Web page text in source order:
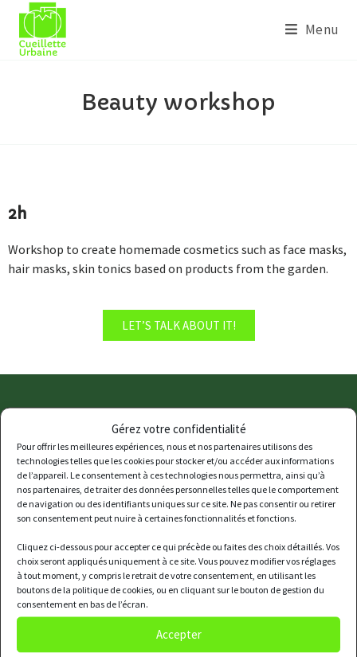
Gérez votre confidentialité
Pour offrir les meilleures expériences, nous et nos partenaires utilisons des
technologies telles que les cookies pour stocker et/ou accéder aux informations
de l’appareil. Le consentement à ces technologies nous permettra, ainsi qu’à
nos partenaires, de traiter des données personnelles telles que le comportement
de navigation ou des identifiants uniques sur ce site. Ne pas consentir ou retirer
son consentement peut nuire à certaines fonctionnalités et fonctions.
Cliquez ci-dessous pour accepter ce qui précède ou faites des choix détaillés. Vos
choix seront appliqués uniquement à ce site. Vous pouvez modifier vos réglages
à tout moment, y compris le retrait de votre consentement, en utilisant les
boutons de la politique de cookies, ou en cliquant sur le bouton de gestion du
consentement en bas de l’écran.
Accepter
Menu
Beauty workshop
2h
Workshop to create homemade cosmetics such as face masks,
hair masks, skin tonics based on products from the garden.
LET’S TALK ABOUT IT!
Contact us
info@cueilletteurbaine.com
06.47.92.74.49
80 rue des Haies, 75020 Paris
Recents posts
5 good reasons for a restaurant to have
a rooftop garden
9 JUNE 2018 0 COMMENTS
How to make a success of an